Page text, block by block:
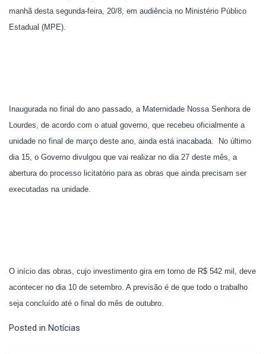
manhã desta segunda-feira, 20/8, em audiência no Ministério Público
Estadual (MPE).
Inaugurada no final do ano passado, a Maternidade Nossa Senhora de
Lourdes, de acordo com o atual governo, que recebeu oficialmente a
unidade no final de março deste ano, ainda está inacabada.
No último
dia 15, o Governo divulgou que vai realizar no dia 27 deste mês, a
abertura do processo licitatório para as obras que ainda precisam ser
executadas na unidade.
O início das obras, cujo investimento gira em torno de R$ 542 mil, deve
acontecer no dia 10 de setembro. A previsão é de que todo o trabalho
seja concluído até o final do mês de outubro.
Posted in Notícias